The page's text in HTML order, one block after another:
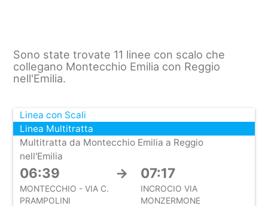
Sono state trovate 11 linee con scalo che
collegano Montecchio Emilia con Reggio
nell'Emilia.
Linea con Scali
Linea Multitratta
Multitratta da Montecchio Emilia a Reggio
nell'Emilia
06:39 → 07:17
MONTECCHIO - VIA C.
PRAMPOLINI
INCROCIO VIA
MONZERMONE